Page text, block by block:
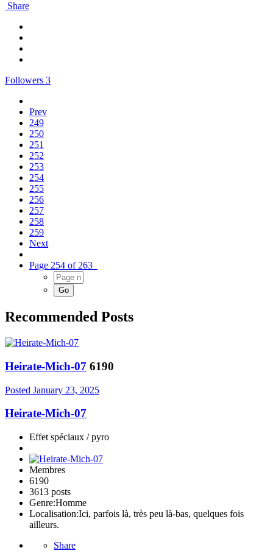
Share
Followers 3
Prev
249
250
251
252
253
254
255
256
257
258
259
Next
Page 254 of 263
Recommended Posts
Heirate-Mich-07 6190
Posted January 23, 2025
Heirate-Mich-07
Effet spéciaux / pyro
Membres
6190
3613 posts
Genre:Homme
Localisation:Ici, parfois là, très peu là-bas, quelques fois
ailleurs.
Share